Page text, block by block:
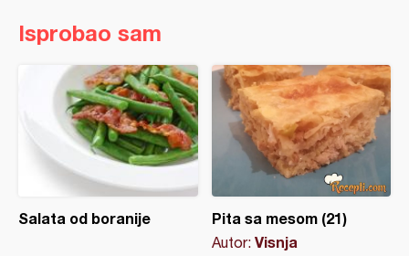
Isprobao sam
Salata od boranije Pita sa mesom (21)
Autor: Visnja